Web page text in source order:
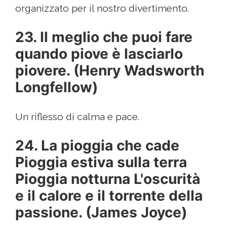
organizzato per il nostro divertimento.
23. Il meglio che puoi fare
quando piove è lasciarlo
piovere. (Henry Wadsworth
Longfellow)
Un riflesso di calma e pace.
24. La pioggia che cade
Pioggia estiva sulla terra
Pioggia notturna L'oscurità
e il calore e il torrente della
passione. (James Joyce)